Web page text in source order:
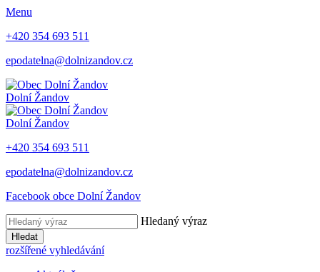
Menu
+420 354 693 511
epodatelna@dolnizandov.cz
Dolní Žandov
Dolní Žandov
+420 354 693 511
epodatelna@dolnizandov.cz
Facebook obce Dolní Žandov
Hledaný výraz
Hledat
rozšířené vyhledávání